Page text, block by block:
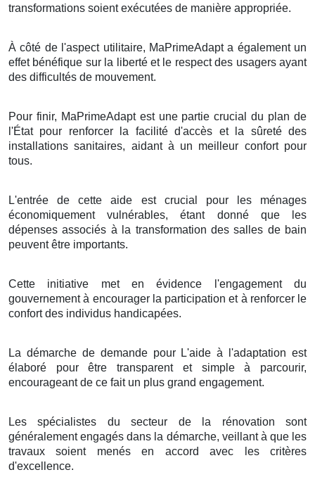
transformations soient exécutées de manière appropriée.
À côté de l'aspect utilitaire, MaPrimeAdapt a également un
effet bénéfique sur la liberté et le respect des usagers ayant
des difficultés de mouvement.
Pour finir, MaPrimeAdapt est une partie crucial du plan de
l'État pour renforcer la facilité d'accès et la sûreté des
installations sanitaires, aidant à un meilleur confort pour
tous.
L'entrée de cette aide est crucial pour les ménages
économiquement vulnérables, étant donné que les
dépenses associés à la transformation des salles de bain
peuvent être importants.
Cette initiative met en évidence l'engagement du
gouvernement à encourager la participation et à renforcer le
confort des individus handicapées.
La démarche de demande pour L'aide à l'adaptation est
élaboré pour être transparent et simple à parcourir,
encourageant de ce fait un plus grand engagement.
Les spécialistes du secteur de la rénovation sont
généralement engagés dans la démarche, veillant à que les
travaux soient menés en accord avec les critères
d'excellence.